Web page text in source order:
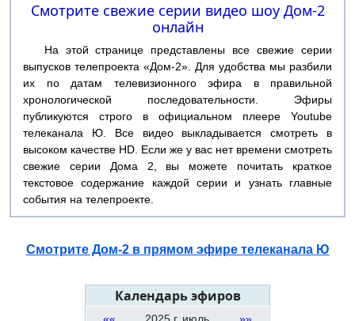
Смотрите свежие серии видео шоу Дом-2
онлайн
На этой странице представлены все свежие серии
выпусков телепроекта «Дом-2». Для удобства мы разбили
их по датам телевизионного эфира в правильной
хронологической последовательности. Эфиры
публикуются строго в официальном плеере Youtube
телеканала Ю. Все видео выкладывается смотреть в
высоком качестве HD. Если же у вас нет времени смотреть
свежие серии Дома 2, вы можете почитать краткое
текстовое содержание каждой серии и узнать главные
события на телепроекте.
Смотрите Дом-2 в прямом эфире телеканала Ю
Календарь эфиров